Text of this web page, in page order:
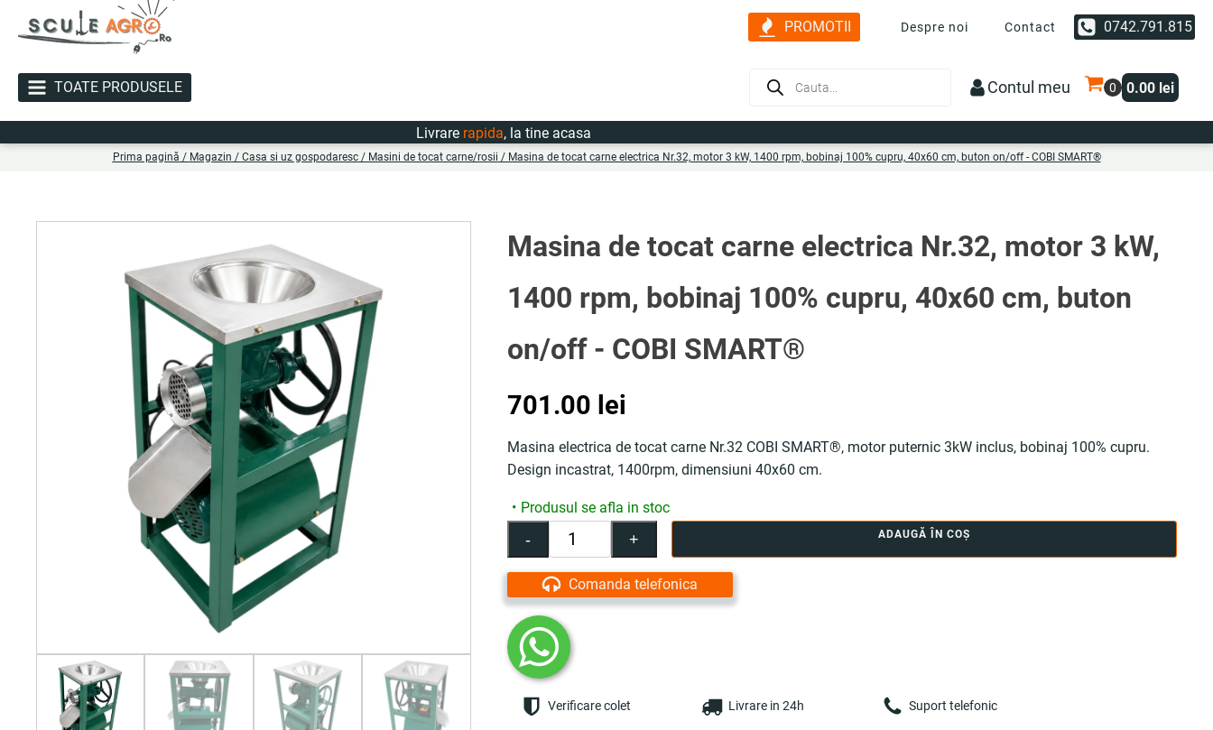
PROMOTII Despre noi Contact 0742.791.815
TOATE PRODUSELE
Products
Contul meu 0.00 lei
Livrarerapida, la tine acasa
Prima pagină / Magazin / Casa si uz gospodaresc/ Masini de tocat carne/rosii / Masina de tocat carne electrica Nr.32, motor 3 kW, 1400 rpm, bobinaj 100% cupru, 40x60 cm, buton on/off - COBI SMART®
Masina de tocat carne electrica Nr.32, motor 3 kW,
1400 rpm, bobinaj 100% cupru, 40x60 cm, buton
on/off - COBI SMART®
701.00 lei
Masina electrica de tocat carne Nr.32 COBI SMART®, motor puternic 3kW inclus, bobinaj 100% cupru.
Design incastrat, 1400rpm, dimensiuni 40x60 cm.
Produsul se afla in stoc
-
Cantitate
Masina
de
tocat
electrica
Nr.32,
motor
kW,
+ ADAUGĂ ÎN COȘ
Comanda telefonica
Verificare colet Livrare in 24h Suport telefonic